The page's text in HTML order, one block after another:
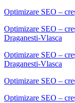
Optimizare SEO –
Optimizare SEO –
Draganesti-Vlasca
Optimizare SEO –
Draganesti-Vlasca
Optimizare SEO –
Optimizare SEO –